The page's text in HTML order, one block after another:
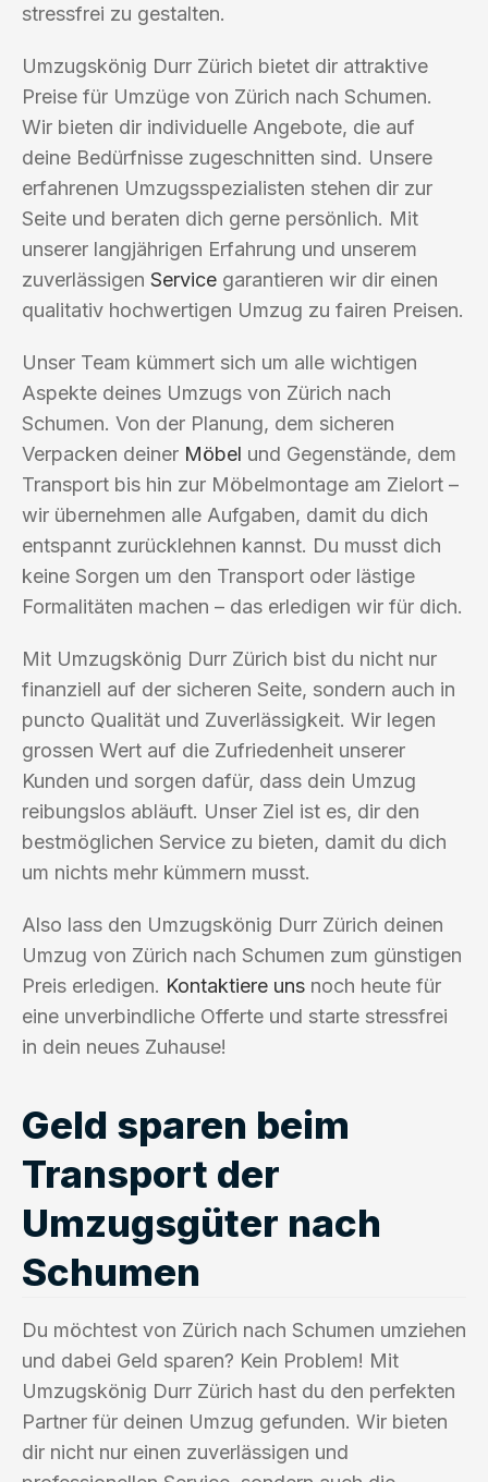
stressfrei zu gestalten.
Umzugskönig Durr Zürich bietet dir attraktive
Preise für Umzüge von Zürich nach Schumen.
Wir bieten dir individuelle Angebote, die auf
deine Bedürfnisse zugeschnitten sind. Unsere
erfahrenen Umzugsspezialisten stehen dir zur
Seite und beraten dich gerne persönlich. Mit
unserer langjährigen Erfahrung und unserem
zuverlässigen Service garantieren wir dir einen
qualitativ hochwertigen Umzug zu fairen Preisen.
Unser Team kümmert sich um alle wichtigen
Aspekte deines Umzugs von Zürich nach
Schumen. Von der Planung, dem sicheren
Verpacken deiner Möbel und Gegenstände, dem
Transport bis hin zur Möbelmontage am Zielort –
wir übernehmen alle Aufgaben, damit du dich
entspannt zurücklehnen kannst. Du musst dich
keine Sorgen um den Transport oder lästige
Formalitäten machen – das erledigen wir für dich.
Mit Umzugskönig Durr Zürich bist du nicht nur
finanziell auf der sicheren Seite, sondern auch in
puncto Qualität und Zuverlässigkeit. Wir legen
grossen Wert auf die Zufriedenheit unserer
Kunden und sorgen dafür, dass dein Umzug
reibungslos abläuft. Unser Ziel ist es, dir den
bestmöglichen Service zu bieten, damit du dich
um nichts mehr kümmern musst.
Also lass den Umzugskönig Durr Zürich deinen
Umzug von Zürich nach Schumen zum günstigen
Preis erledigen. Kontaktiere uns noch heute für
eine unverbindliche Offerte und starte stressfrei
in dein neues Zuhause!
Geld sparen beim
Transport der
Umzugsgüter nach
Schumen
Du möchtest von Zürich nach Schumen umziehen
und dabei Geld sparen? Kein Problem! Mit
Umzugskönig Durr Zürich hast du den perfekten
Partner für deinen Umzug gefunden. Wir bieten
dir nicht nur einen zuverlässigen und